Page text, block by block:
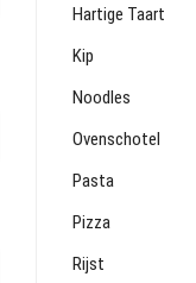
Hartige Taart
Kip
Noodles
Ovenschotel
Pasta
Pizza
Rijst